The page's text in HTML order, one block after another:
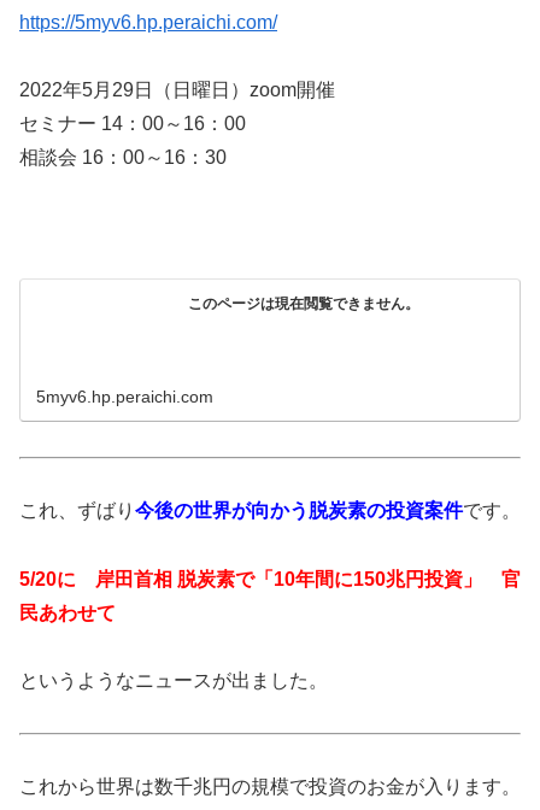
https://5myv6.hp.peraichi.com/
2022年5月29日（日曜日）zoom開催
セミナー 14：00～16：00
相談会 16：00～16：30
このページは現在閲覧できません。
5myv6.hp.peraichi.com
これ、ずばり 今後の世界が向かう脱炭素の投資案件です。
5/20に 岸田首相 脱炭素で「10年間に150兆円投資」 官
民あわせて
というようなニュースが出ました。
これから世界は数千兆円の規模で投資のお金が入ります。